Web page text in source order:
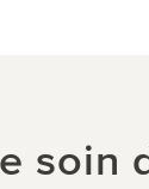
soin